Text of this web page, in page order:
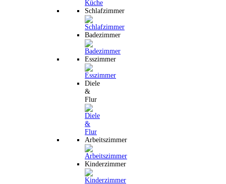
Schlafzimmer
Badezimmer
Esszimmer
Diele
&
Flur
Arbeitszimmer
Kinderzimmer